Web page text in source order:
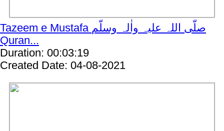
Tazeem e Mustafa صلّی اللہ علیہ واٰلہ وسلّم
Quran...
Duration: 00:03:19
Created Date: 04-08-2021